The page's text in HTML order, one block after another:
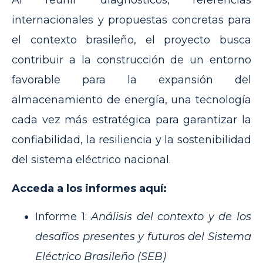
internacionales y propuestas concretas para
el contexto brasileño, el proyecto busca
contribuir a la construcción de un entorno
favorable para la expansión del
almacenamiento de energía, una tecnología
cada vez más estratégica para garantizar la
confiabilidad, la resiliencia y la sostenibilidad
del sistema eléctrico nacional.
Acceda a los informes aquí:
Informe 1: Análisis del contexto y de los
desafíos presentes y futuros del Sistema
Eléctrico Brasileño (SEB)